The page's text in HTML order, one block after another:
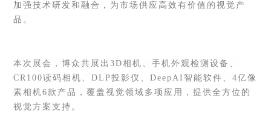
加强技术研发和融合，为市场供应高效有价值的视觉产
品。
本次展会，博众共展出3D相机、手机外观检测设备、
CR100读码相机、DLP投影仪、DeepAI智能软件、4亿像
素相机6款产品，覆盖视觉领域多项应用，提供全方位的
视觉方案支持。